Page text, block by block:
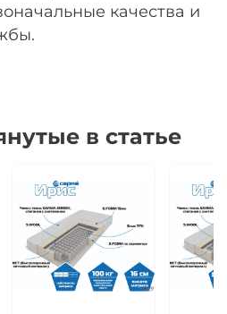
качества и
в статье